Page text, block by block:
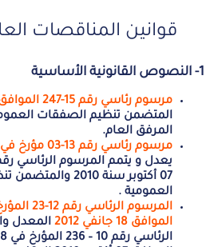
قوانين المناقصات
1- النصوص القانونية الأساسية
مرسوم رئاسي رقم 15-247 الموافق 16 سبتمبر 2015
المتضمن تنظيم الصفقات
المرفق العام.
مرسوم رئاسي رقم 13-03 مؤرخ في 13 يناير سنة 2013
07 أكتوبر سنة 2010
العمومية .
الموافق 18 جانفي 2012
المعدل